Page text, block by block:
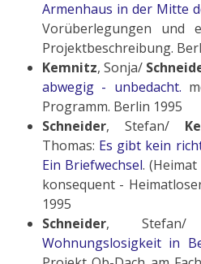
Armenhaus in der Mitte
Vorüberlegungen und
Projektbeschreibung.
Kemnitz, Sonja/
abwegig - unbedacht.
Programm. Berlin 1995
Schneider, Stefan/
Thomas: Es gibt kein
Ein Briefwechsel.
konsequent -
1995
Schneider,
Wohnungslosigkeit in